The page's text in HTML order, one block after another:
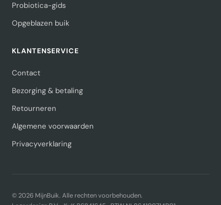
Probiotica-gids
Opgeblazen buik
KLANTENSERVICE
Contact
Bezorging & betaling
Retourneren
Algemene voorwaarden
Privacyverklaring
© 2026 MijnBuik. Alle rechten voorbehouden.